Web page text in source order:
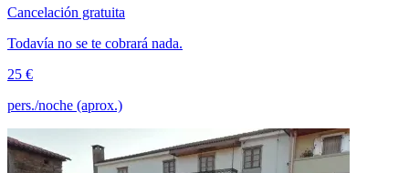
Cancelación gratuita
Todavía no se te cobrará nada.
25 €
pers./noche (aprox.)